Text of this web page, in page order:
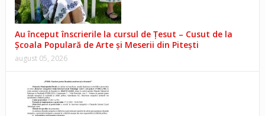
Au început înscrierile la cursul de Țesut – Cusut de la
Școala Populară de Arte și Meserii din Pitești
august 05, 2026